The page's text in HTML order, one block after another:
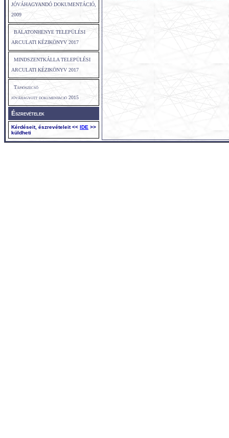
JÓVÁHAGYANDÓ DOKUMENTÁCIÓ,
2009
BALATONHENYE TELEPÜLÉSI
ARCULATI KÉZIKÖNYV 2017
MINDSZENTKÁLLA TELEPÜLÉSI
ARCULATI KÉZIKÖNYV 2017
Tápiószecső
jóváhagyott dokumentació 2015
Észrevételek
Kérdéseit, észrevételeit << IDE >>
küldheti